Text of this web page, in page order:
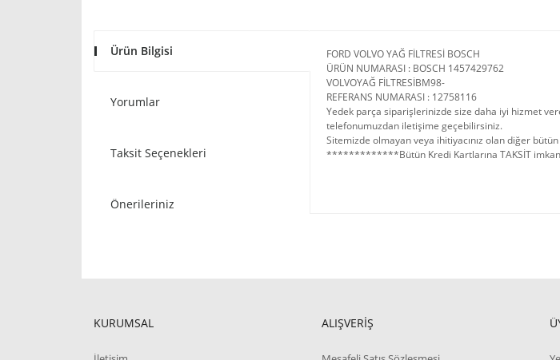
Ürün Bilgisi
Yorumlar
Taksit Seçenekleri
Önerileriniz
FORD VOLVO YAĞ FİLTRESİ BOSCH
ÜRÜN NUMARASI : BOSCH 1457429762
VOLVOYAĞ FİLTRESİBM98-
REFERANS NUMARASI : 12758116
Yedek parça siparişlerinizde size daha iyi hizmet
telefonumuzdan iletişime geçebilirsiniz.
Sitemizde olmayan veya ihitiyacınız olan diğer
*************Bütün Kredi Kartlarına TAKSİT
KURUMSAL ALIŞVERİŞ